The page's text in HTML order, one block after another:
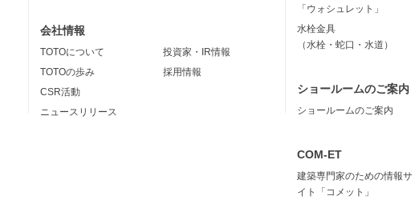
会社情報
TOTOについて
TOTOの歩み
CSR活動
ニュースリリース
投資家・IR情報
採用情報
「ウォシュレット」
水栓金具
（水栓・蛇口・水道）
ショールームのご案内
ショールームのご案内
COM-ET
建築専門家のための情報サ
イト「コメット」